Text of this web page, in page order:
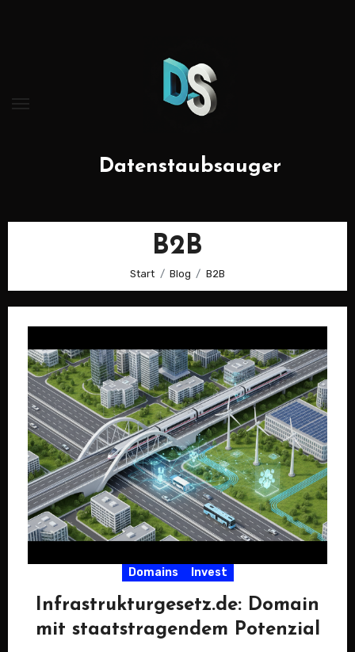
Datenstaubsauger
B2B
Start Blog B2B
Domains Invest
Infrastrukturgesetz.de: Domain
mit staatstragendem Potenzial